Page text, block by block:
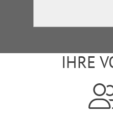
IHRE